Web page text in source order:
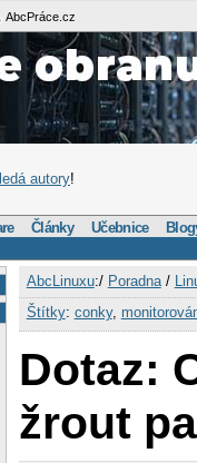
AbcPráce.cz
autory!
Články Učebnice
AbcLinuxu:/ Poradna/
Štítky: conky,
Dotaz:
žrout